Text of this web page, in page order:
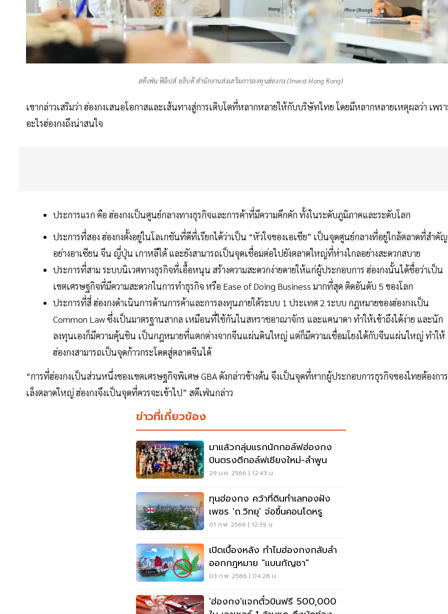
สตีเฟ่น ฟิลิปส์ อธิบดี สำนักงานส่งเสริมการลงทุนฮ่องกง (Invest Hong Kong)
เขากล่าวเสริมว่า ฮ่องกงเสนอโอกาสและเส้นทางสู่การเติบโตที่หลากหลายให้กับบริษัทไทย โดยมีหลากหลายเหตุผลว่า เพร
อะไรฮ่องกงถึงน่าสนใจ
ประการแรก คือ ฮ่องกงเป็นศูนย์กลางทางธุรกิจและการค้าที่มีความคึกคัก ทั้งในระดับภูมิภาคและระดับโลก
ประการที่สอง ฮ่องกงตั้งอยู่ในโลเกชันที่ดีที่เรียกได้ว่าเป็น “หัวใจของเอเชีย” เป็นจุดศูนย์กลางที่อยู่ใกล้ตลาดที่สำคั
อย่างอาเซียน จีน ญี่ปุ่น เกาหลีใต้ และยังสามารถเป็นจุดเชื่อมต่อไปยังตลาดใหญ่ที่ห่างไกลอย่างสะดวกสบาย
ประการที่สาม ระบบนิเวศทางธุรกิจที่เอื้อหนุน สร้างความสะดวกง่ายดายให้แก่ผู้ประกอบการ ฮ่องกงนั้นได้ชื่อว่าเป็น
เขตเศรษฐกิจที่มีความสะดวกในการทำธุรกิจ หรือ Ease of Doing Business มากที่สุด ติดอันดับ 5 ของโลก
ประการที่สี่ ฮ่องกงดำเนินการด้านการค้าและการลงทุนภายใต้ระบบ 1 ประเทศ 2 ระบบ กฎหมายของฮ่องกงเป็น
Common Law ซึ่งเป็นมาตรฐานสากล เหมือนที่ใช้กันในสหราชอาณาจักร และแคนาดา ทำให้เข้าถึงได้ง่าย และนัก
ลงทุนเองก็มีความคุ้นชิน เป็นกฎหมายที่แตกต่างจากจีนแผ่นดินใหญ่ แต่ก็มีความเชื่อมโยงได้กับจีนแผ่นใหญ่ ทำให้
ฮ่องกงสามารถเป็นจุดก้าวกระโดดสู่ตลาดจีนได้
“การที่ฮ่องกงเป็นส่วนหนึ่งของเขตเศรษฐกิจพิเศษ GBA ดังกล่าวข้างต้น จึงเป็นจุดที่หากผู้ประกอบการธุรกิจของไทยต้องการ
เล็งตลาดใหญ่ ฮ่องกงจึงเป็นจุดที่ควรจะเข้าไป” สตีเฟ่นกล่าว
ข่าวที่เกี่ยวข้อง
มาแล้วกลุ่มแรกนักกอล์ฟฮ่องกง
บินตรงตีกอล์ฟเชียงใหม่-ลำพูน
29 ม.ค. 2566 | 12:43 น.
ทุนฮ่องกง คว้าที่ดินทำเลทองฝัง
เพชร 'ถ.วิทยุ' จ่อขึ้นคอนโดหรู
01 ก.พ. 2566 | 12:39 น.
เปิดเบื้องหลัง ทำไมฮ่องกงกลับลำ
ออกกฎหมาย "แบนกัญชา"
03 ก.พ. 2566 | 04:28 น.
'ฮ่องกง'แจกตั๋วบินฟรี 500,000